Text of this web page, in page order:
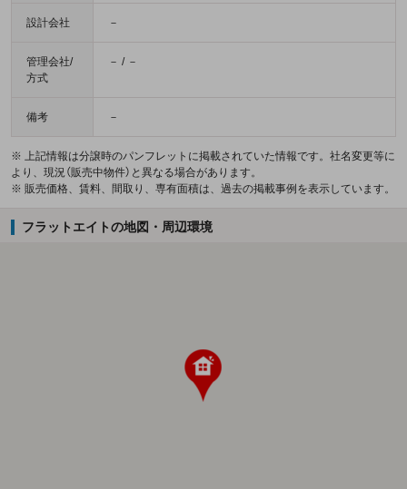
設計会社 －
管理会社/
方式
－ / －
備考 －
※ 上記情報は分譲時のパンフレットに掲載されていた情報です。社名変更等に
より、現況（販売中物件）と異なる場合があります。
※ 販売価格、賃料、間取り、専有面積は、過去の掲載事例を表示しています。
フラットエイトの地図・周辺環境